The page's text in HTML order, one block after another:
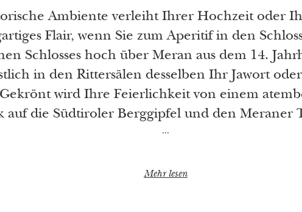
Ambiente verleiht Ihrer Hochzeit oder
Flair, wenn Sie zum Aperitif in den
Schlosses hoch über Meran aus dem 14.
in den Rittersälen desselben Ihr Jawort
wird Ihre Feierlichkeit von einem
auf die Südtiroler Berggipfel und den Meraner
man fühlt sich weit weg von allem.
Sie Ihre Veranstaltung in einer der Suiten
Mehr lesen